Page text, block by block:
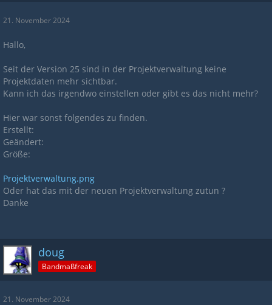
21. November 2024
Hallo,
Seit der Version 25 sind in der Projektverwaltung keine
Projektdaten mehr sichtbar.
Kann ich das irgendwo einstellen oder gibt es das nicht mehr?
Hier war sonst folgendes zu finden.
Erstellt:
Geändert:
Größe:
Projektverwaltung.png
Oder hat das mit der neuen Projektverwaltung zutun ?
Danke
doug
Bandmaßfreak
21. November 2024